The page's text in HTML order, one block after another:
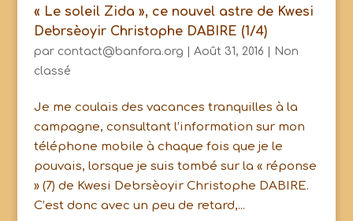
« Le soleil Zida », ce nouvel astre de Kwesi
Debrsèoyir Christophe DABIRE (1/4)
par contact@banfora.org Août 31, 2016
Non
classé
Je me coulais des vacances tranquilles à la
campagne, consultant l’information sur mon
téléphone mobile à chaque fois que je le
pouvais, lorsque je suis tombé sur la « réponse
» (7) de Kwesi Debrsèoyir Christophe DABIRE.
C’est donc avec un peu de retard,...